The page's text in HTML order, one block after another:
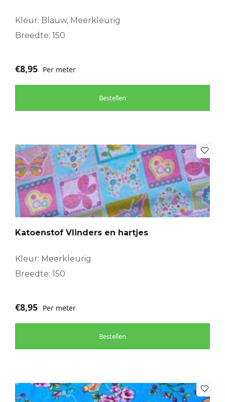
Kleur: Blauw, Meerkleurig
Breedte: 150
€8,95 Per meter
Bestellen
Katoenstof Vlinders en hartjes
Kleur: Meerkleurig
Breedte: 150
€8,95 Per meter
Bestellen